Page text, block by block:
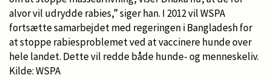
alvor vil udrydde rabies,” siger han. I 2012 vil WSPA
fortsætte samarbejdet med regeringen i Bangladesh for
at stoppe rabiesproblemet ved at vaccinere hunde over
hele landet. Dette vil redde både hunde- og menneskeliv.
Kilde: WSPA